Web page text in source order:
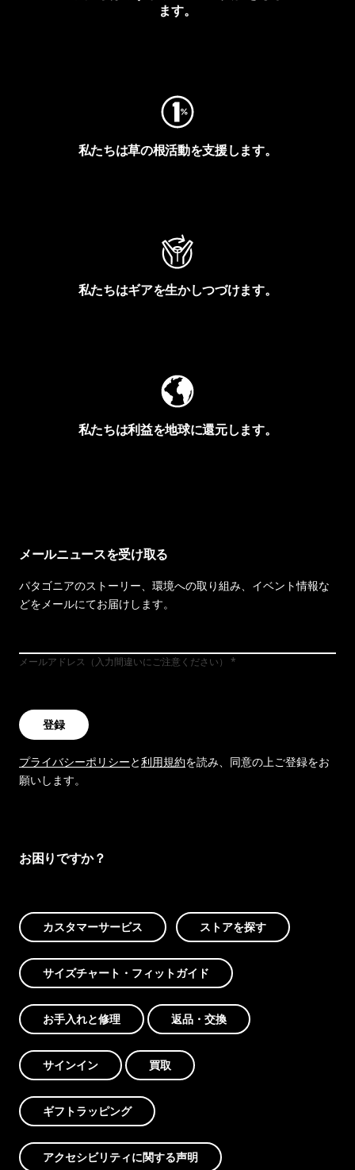
ます。
私たちは草の根活動を支援します。
私たちはギアを生かしつづけます。
私たちは利益を地球に還元します。
メールニュースを受け取る
パタゴニアのストーリー、環境への取り組み、イベント情報な
どをメールにてお届けします。
メールアドレス（入力間違いにご注意ください）
登録
プライバシーポリシーと利用規約を読み、同意の上ご登録をお
願いします。
お困りですか？
カスタマーサービス ストアを探す
サイズチャート・フィットガイド
お手入れと修理 返品・交換
サインイン 買取
ギフトラッピング
アクセシビリティに関する声明